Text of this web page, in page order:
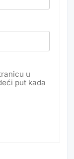
u
put kada